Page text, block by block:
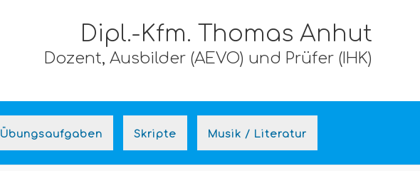
Dipl.-Kfm. Thomas Anhut
Dozent, Ausbilder (AEVO) und Prüfer (IHK)
Übungsaufgaben Skripte Musik / Literatur